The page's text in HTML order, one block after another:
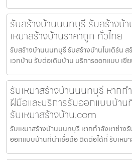
รับสร้างบ้านนนทบุรี รับสร้างบ้
เหมาสร้างบ้านราคาถูก ทั่วไทย
รับสร้างบ้านนนทบุรี รับสร้างบ้านโมเดิร์น ส
เวทบ้าน รับต่อเติมบ้าน บริการออกแบบ เขี
รับเหมาสร้างบ้านนนทบุรี หากก
ฝีมือและบริการรับออกแบบบ้าน
รับเหมาสร้างบ้าน.com
รับเหมาสร้างบ้านนนทบุรี หากกำลังหาช่าง
ออกแบบบ้านที่น่าเชื่อถือ ติดต่อได้ที่ รับเหมา